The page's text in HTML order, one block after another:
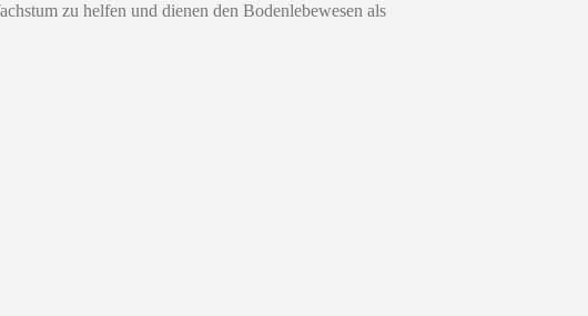
zu helfen und dienen den Bodenlebewesen als